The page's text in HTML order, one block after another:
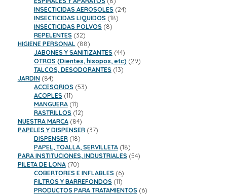
productos
INSECTICIDAS AEROSOLES 2424
INSECTICIDAS LIQUIDOS 1818
INSECTICIDAS POLVOS 88
REPELENTES 3232
productos
HIGIENE PERSONAL 8888
productos
JABONES Y SANITIZANTES 4444
productos
OTROS (Dientes, hisopos, etc) 2929
TALCOS, DESODORANTES 1313
JARDIN 8484
productos
ACCESORIOS 5353
ACOPLES 1111
productos
MANGUERA 1111
productos
RASTRILLOS 1212
productos
NUESTRA MARCA 8484
productos
PAPELES Y DISPENSER 3737
DISPENSER 1818
productos
PAPEL, TOALLA, SERVILLETA 1818
productos
PARA INSTITUCIONES, INDUSTRIALES 5454
PILETA DE LONA 7070
productos
COBERTORES E INFLABLES 66
productos
FILTROS Y BARREFONDOS 1111
productos
PRODUCTOS PARA TRATAMIENTOS 66